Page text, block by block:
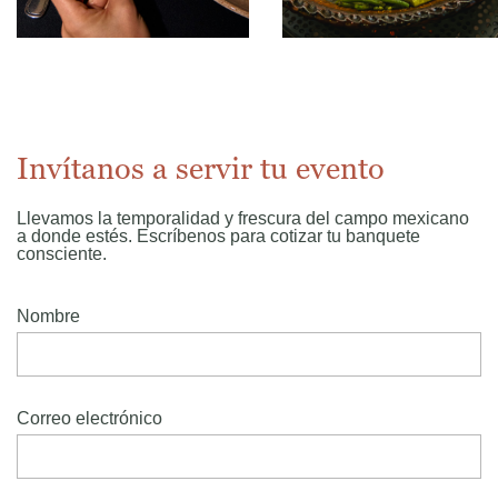
Invítanos a servir tu evento
Llevamos la temporalidad y frescura del campo mexicano
a donde estés. Escríbenos para cotizar tu banquete
consciente.
Nombre
Correo electrónico